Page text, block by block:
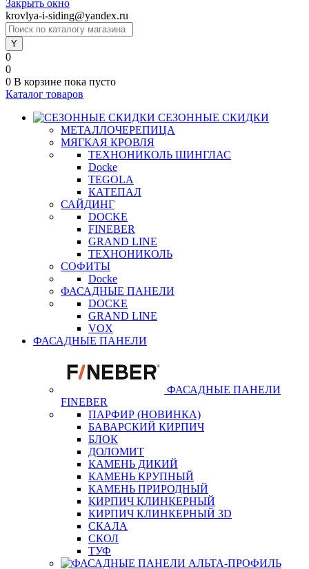
Закрыть окно
krovlya-i-siding@yandex.ru
0
0
0 В корзине пока пусто
Каталог товаров
СЕЗОННЫЕ СКИДКИ
МЕТАЛЛОЧЕРЕПИЦА
МЯГКАЯ КРОВЛЯ
ТЕХНОНИКОЛЬ ШИНГЛАС
Docke
TEGOLA
КАТЕПАЛ
САЙДИНГ
DOCKE
FINEBER
GRAND LINE
ТЕХНОНИКОЛЬ
СОФИТЫ
Docke
ФАСАДНЫЕ ПАНЕЛИ
DOCKE
GRAND LINE
VOX
ФАСАДНЫЕ ПАНЕЛИ
ФАСАДНЫЕ ПАНЕЛИ
FINEBER
ПАРФИР (НОВИНКА)
БАВАРСКИЙ КИРПИЧ
БЛОК
ДОЛОМИТ
КАМЕНЬ ДИКИЙ
КАМЕНЬ КРУПНЫЙ
КАМЕНЬ ПРИРОДНЫЙ
КИРПИЧ КЛИНКЕРНЫЙ
КИРПИЧ КЛИНКЕРНЫЙ 3D
СКАЛА
СКОЛ
ТУФ